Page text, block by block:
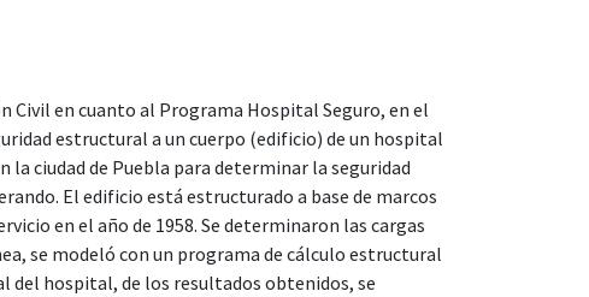
Civil en cuanto al Programa Hospital Seguro, en el
estructural a un cuerpo (edificio) de un hospital
ciudad de Puebla para determinar la seguridad
El edificio está estructurado a base de marcos
en el año de 1958. Se determinaron las cargas
se modeló con un programa de cálculo estructural
del hospital, de los resultados obtenidos, se